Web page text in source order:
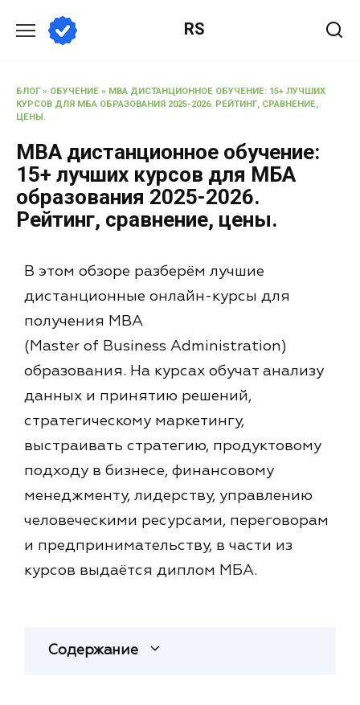
RS
БЛОГ» ОБУЧЕНИЕ » MBA ДИСТАНЦИОННОЕ ОБУЧЕНИЕ: 15+ ЛУЧШИХ
КУРСОВ ДЛЯ МБА ОБРАЗОВАНИЯ 2025-2026. РЕЙТИНГ, СРАВНЕНИЕ,
ЦЕНЫ.
MBA дистанционное обучение:
15+ лучших курсов для МБА
образования 2025-2026.
Рейтинг, сравнение, цены.
В этом обзоре разберём лучшие
дистанционные онлайн-курсы для
получения MBA
(Master of Business Administration)
образования. На курсах обучат анализу
данных и принятию решений,
стратегическому маркетингу,
выстраивать стратегию, продуктовому
подходу в бизнесе, финансовому
менеджменту, лидерству, управлению
человеческими ресурсами, переговорам
и предпринимательству, в части из
курсов выдаётся диплом МБА.
Содержание